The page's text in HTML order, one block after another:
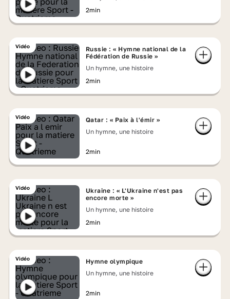
2min
Vidéo
Russie : « Hymne national de la
Fédération de Russie »
Un hymne, une histoire
2min
Vidéo
Qatar : « Paix à l'émir »
Un hymne, une histoire
2min
Vidéo
Ukraine : « L'Ukraine n'est pas
encore morte »
Un hymne, une histoire
2min
Vidéo
Hymne olympique
Un hymne, une histoire
2min